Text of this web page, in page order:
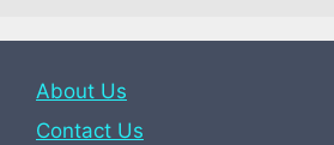
About Us
Contact Us